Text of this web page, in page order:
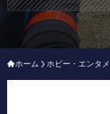
ホーム ホビー・エンタメ